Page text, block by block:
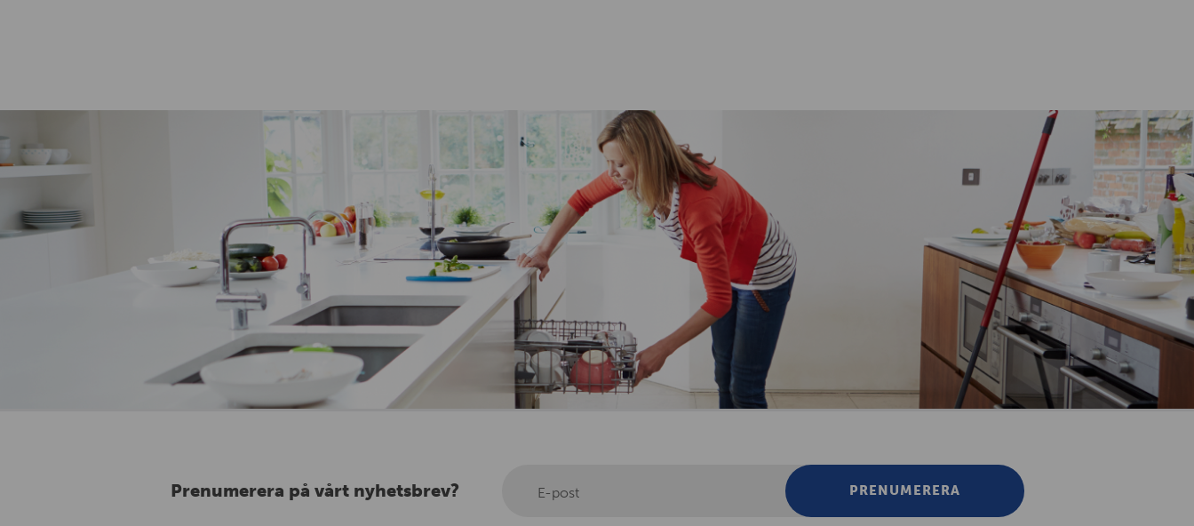
Prenumerera på vårt nyhetsbrev? E-post PRENUMERERA